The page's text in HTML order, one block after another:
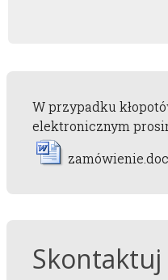
W przypadku
elektronicznym
Skontaktuj